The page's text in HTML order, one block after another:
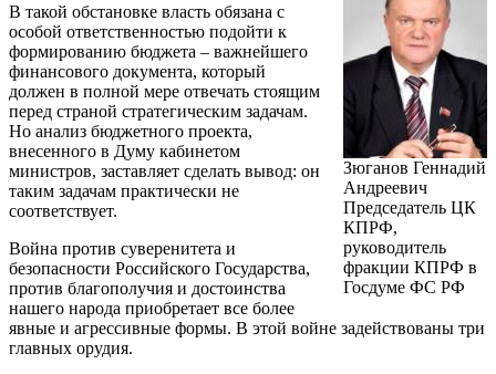
Зюганов Геннадий
Андреевич
Председатель ЦК
КПРФ,
руководитель
фракции КПРФ в
Госдуме ФС РФ
В такой обстановке власть обязана с
особой ответственностью подойти к
формированию бюджета – важнейшего
финансового документа, который
должен в полной мере отвечать стоящим
перед страной стратегическим задачам.
Но анализ бюджетного проекта,
внесенного в Думу кабинетом
министров, заставляет сделать вывод: он
таким задачам практически не
соответствует.
Война против суверенитета и
безопасности Российского Государства,
против благополучия и достоинства
нашего народа приобретает все более
явные и агрессивные формы. В этой войне задействованы три
главных орудия.